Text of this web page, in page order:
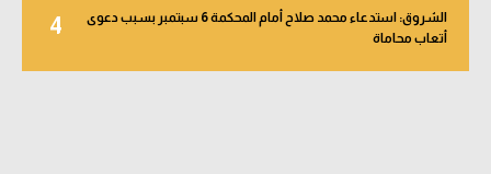
4
الشروق: استدعاء محمد صلاح أمام المحكمة 6 سبتمبر بسبب دعوى
أتعاب محاماة